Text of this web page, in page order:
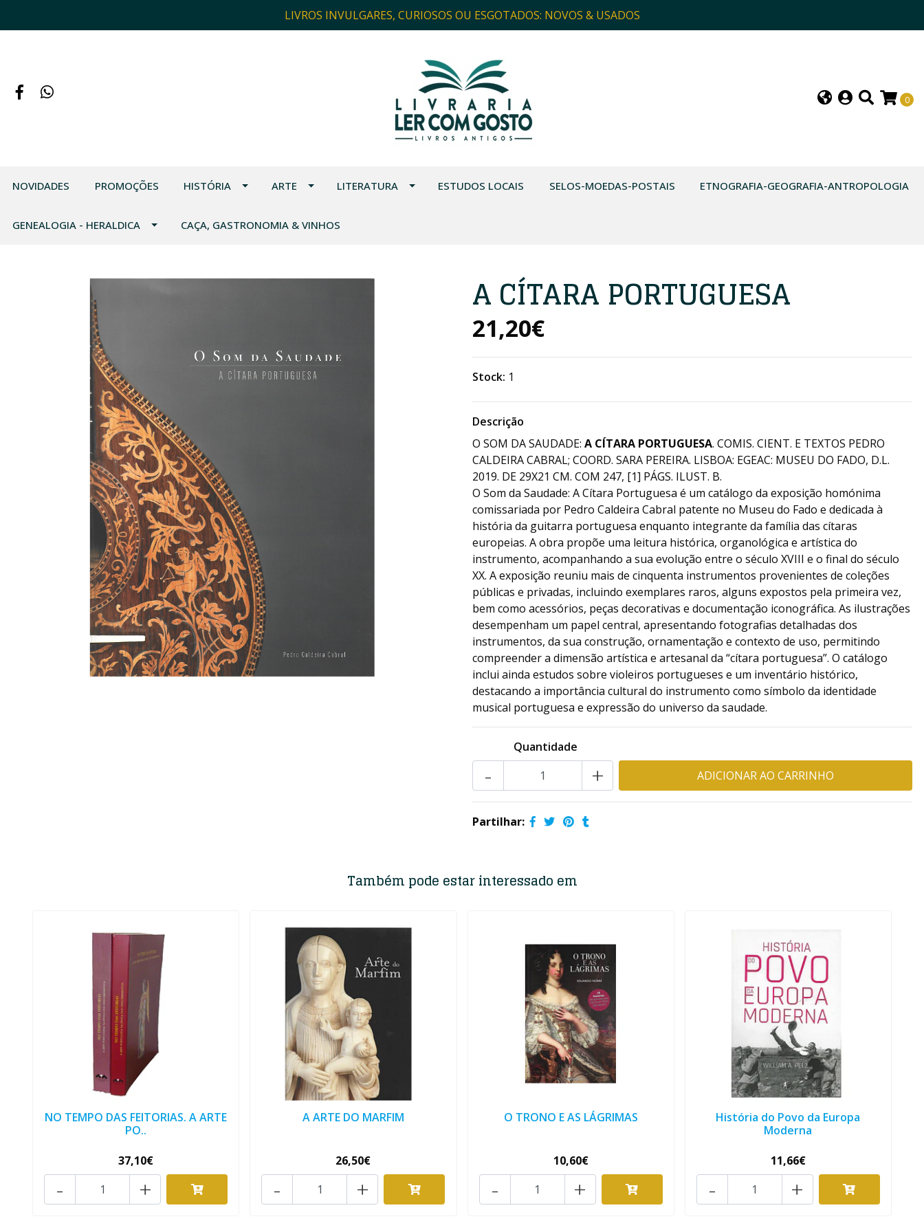
LIVROS INVULGARES, CURIOSOS OU ESGOTADOS: NOVOS & USADOS
0
NOVIDADES PROMOÇÕES HISTÓRIA ARTE LITERATURA ESTUDOS LOCAIS SELOS-MOEDAS-POSTAIS ETNOGRAFIA-GEOGRAFIA-ANTROPOLOGIA
GENEALOGIA - HERALDICA CAÇA, GASTRONOMIA & VINHOS
A CÍTARA PORTUGUESA
21,20€
Stock: 1
Descrição
O SOM DA SAUDADE: A CÍTARA PORTUGUESA. COMIS. CIENT. E TEXTOS PEDRO
CALDEIRA CABRAL; COORD. SARA PEREIRA. LISBOA: EGEAC: MUSEU DO FADO, D.L.
2019. DE 29X21 CM. COM 247, [1] PÁGS. ILUST. B.
O Som da Saudade: A Cítara Portuguesa é um catálogo da exposição homónima
comissariada por Pedro Caldeira Cabral patente no Museu do Fado e dedicada à
história da guitarra portuguesa enquanto integrante da família das cítaras
europeias. A obra propõe uma leitura histórica, organológica e artística do
instrumento, acompanhando a sua evolução entre o século XVIII e o final do século
XX. A exposição reuniu mais de cinquenta instrumentos provenientes de coleções
públicas e privadas, incluindo exemplares raros, alguns expostos pela primeira vez,
bem como acessórios, peças decorativas e documentação iconográfica. As ilustrações
desempenham um papel central, apresentando fotografias detalhadas dos
instrumentos, da sua construção, ornamentação e contexto de uso, permitindo
compreender a dimensão artística e artesanal da “cítara portuguesa”. O catálogo
inclui ainda estudos sobre violeiros portugueses e um inventário histórico,
destacando a importância cultural do instrumento como símbolo da identidade
musical portuguesa e expressão do universo da saudade.
Quantidade
+
-
Partilhar:
Também pode estar interessado em
NO TEMPO DAS FEITORIAS. A ARTE
PO..
37,10€
+
-
A ARTE DO MARFIM
26,50€
+
-
O TRONO E AS LÁGRIMAS
10,60€
+
-
História do Povo da Europa
Moderna
11,66€
+
-